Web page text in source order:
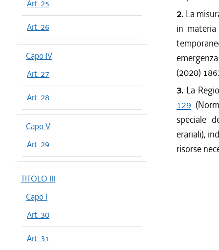
Art. 25
Art. 26
Capo IV
Art. 27
Art. 28
Capo V
Art. 29
TITOLO III
Capo I
Art. 30
Art. 31
2. La
in
(2020)
3. La
129
speciale
erariali),
risorse